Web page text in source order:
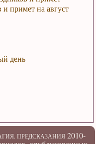
примет на август
день
ПРЕДСКАЗАНИЯ2010-